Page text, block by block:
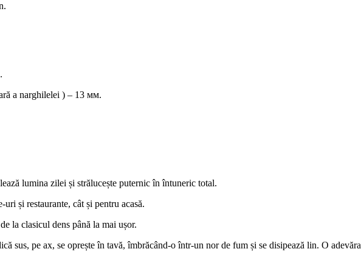
a narghilelei ) – 13 мм.
lumina zilei și strălucește puternic în întuneric total.
și restaurante, cât și pentru acasă.
la clasicul dens până la mai ușor.
sus, pe ax, se oprește în tavă, îmbrăcând-o într-un nor de fum și se disipează lin. O